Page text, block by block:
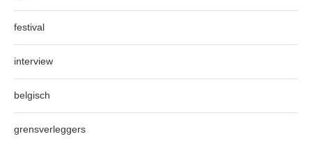
festival
interview
belgisch
grensverleggers